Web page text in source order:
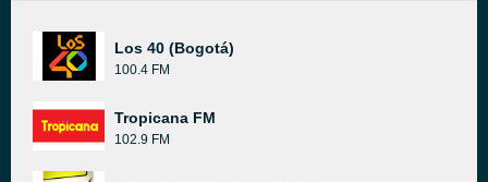
Los 40 (Bogotá)
100.4 FM
Tropicana FM
102.9 FM